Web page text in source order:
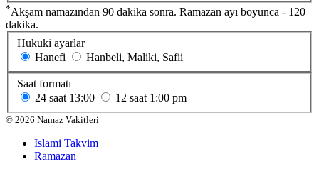
*Akşam namazından 90 dakika sonra. Ramazan ayı boyunca - 120
dakika.
Hukuki ayarlar
Hanefi
Hanbeli, Maliki, Safii
Saat formatı
24 saat 13:00 12 saat 1:00 pm
© 2026 Namaz Vakitleri
Islami Takvim
Ramazan